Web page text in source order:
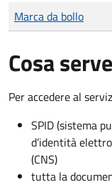
Tipo di pagamento
Importo
Marca da bollo
Cosa serve
Per accedere al
SPID (sistema
d’identità
(CNS)
tutta la